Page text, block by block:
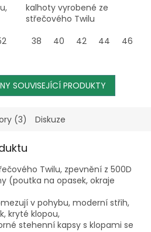
56 58 60 62
kalhoty vyrobené ze
střečového Twilu
38
40 42 44 46
SOUVISEJÍCÍ PRODUKTY
(3) Diskuze
Twilu, zpevnění z 500D
(poutka na opasek, okraje
v pohybu, moderní střih,
kryté klopou,
stehenní kapsy s klopami se